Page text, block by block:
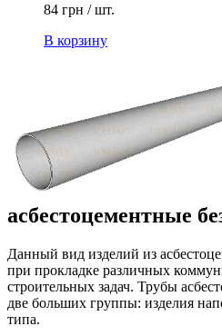
84 грн / шт.
В корзину
асбестоцементные
Данный вид изделий из
при прокладке различных
строительных задач. Трубы
две больших группы: изделия
типа.